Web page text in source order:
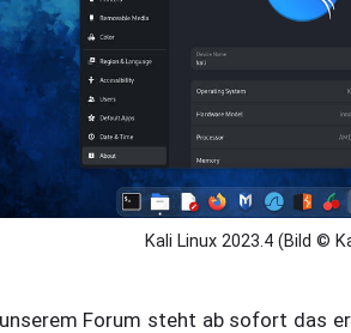
Kali Linux 2023.4 (Bild ©
Forum steht ab sofort das